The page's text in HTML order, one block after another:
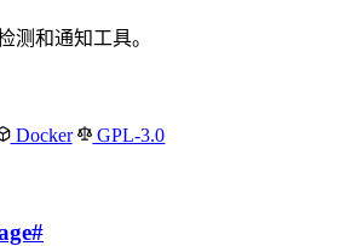
测和通知工具。
Docker GPL-3.0
#